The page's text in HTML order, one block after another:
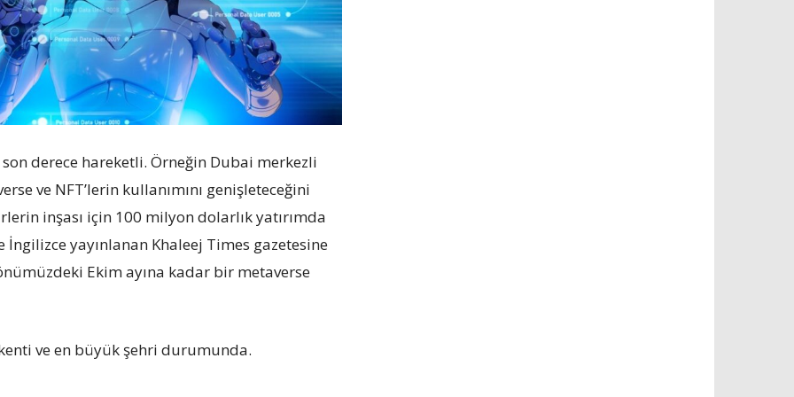
derece hareketli. Örneğin Dubai merkezli
ve NFT’lerin kullanımını genişleteceğini
inşası için 100 milyon dolarlık yatırımda
yayınlanan Khaleej Times gazetesine
Ekim ayına kadar bir metaverse
ve en büyük şehri durumunda.